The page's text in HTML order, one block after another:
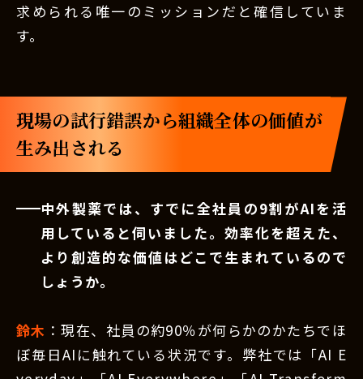
求められる唯一のミッションだと確信していま
す。
現場の試行錯誤から組織全体の価値が
生み出される
中外製薬では、すでに全社員の9割がAIを活
用していると伺いました。効率化を超えた、
より創造的な価値はどこで生まれているので
しょうか。
鈴木 ：現在、社員の約90％が何らかのかたちでほ
ぼ毎日AIに触れている状況です。弊社では「AI E